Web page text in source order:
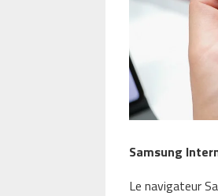
Samsung
Le navigateur